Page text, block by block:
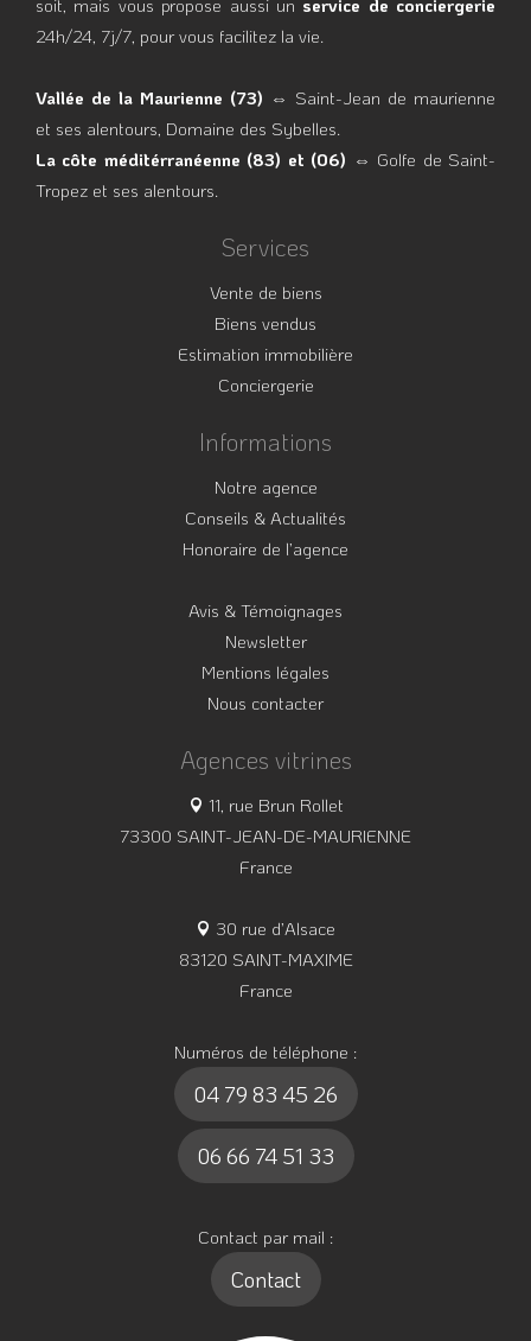
soit, mais vous propose aussi un service de conciergerie
24h/24, 7j/7, pour vous facilitez la vie.
Vallée de la Maurienne (73) ⇔ Saint-Jean de maurienne
et ses alentours, Domaine des Sybelles.
La côte méditérranéenne (83) et (06) ⇔ Golfe de Saint-
Tropez et ses alentours.
Services
Vente de biens
Biens vendus
Estimation immobilière
Conciergerie
Informations
Notre agence
Conseils & Actualités
Honoraire de l’agence
Avis & Témoignages
Newsletter
Mentions légales
Nous contacter
Agences vitrines
11, rue Brun Rollet
73300 SAINT-JEAN-DE-MAURIENNE
France
30 rue d’Alsace
83120 SAINT-MAXIME
France
Numéros de téléphone :
04 79 83 45 26
06 66 74 51 33
Contact par mail :
Contact